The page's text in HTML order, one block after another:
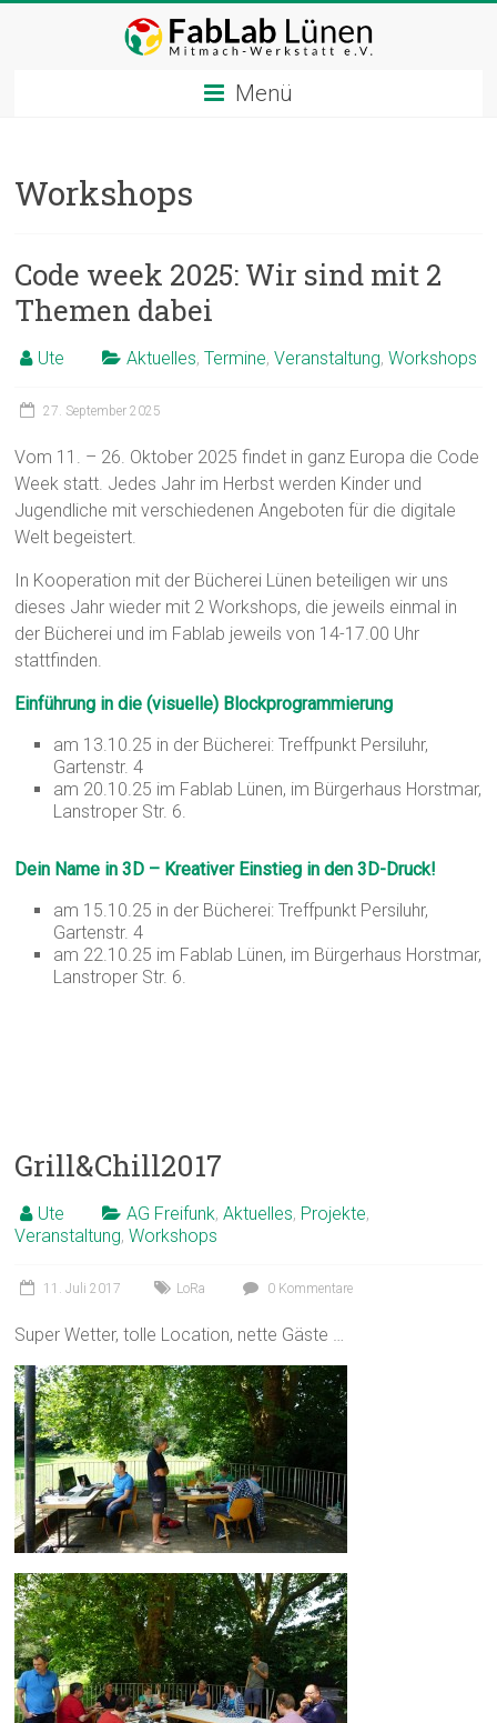
Menü
Workshops
Code week 2025: Wir sind mit 2
Themen dabei
Ute Aktuelles,Termine,Veranstaltung,Workshops
27. September 2025
Vom 11. – 26. Oktober 2025 findet in ganz Europa die Code
Week statt. Jedes Jahr im Herbst werden Kinder und
Jugendliche mit verschiedenen Angeboten für die digitale
Welt begeistert.
In Kooperation mit der Bücherei Lünen beteiligen wir uns
dieses Jahr wieder mit 2 Workshops, die jeweils einmal in
der Bücherei und im Fablab jeweils von 14-17.00 Uhr
stattfinden.
Einführung in die (visuelle) Blockprogrammierung
am 13.10.25 in der Bücherei: Treffpunkt Persiluhr,
Gartenstr. 4
am 20.10.25 im Fablab Lünen, im Bürgerhaus Horstmar,
Lanstroper Str. 6.
Dein Name in 3D – Kreativer Einstieg in den 3D-Druck!
am 15.10.25 in der Bücherei: Treffpunkt Persiluhr,
Gartenstr. 4
am 22.10.25 im Fablab Lünen, im Bürgerhaus Horstmar,
Lanstroper Str. 6.
Grill&Chill2017
Ute AG Freifunk,Aktuelles, Projekte,
Veranstaltung,Workshops
11. Juli 2017 LoRa 0 Kommentare
Super Wetter, tolle Location, nette Gäste …